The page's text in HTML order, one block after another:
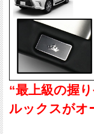
“最上級の握
ルックスがオ